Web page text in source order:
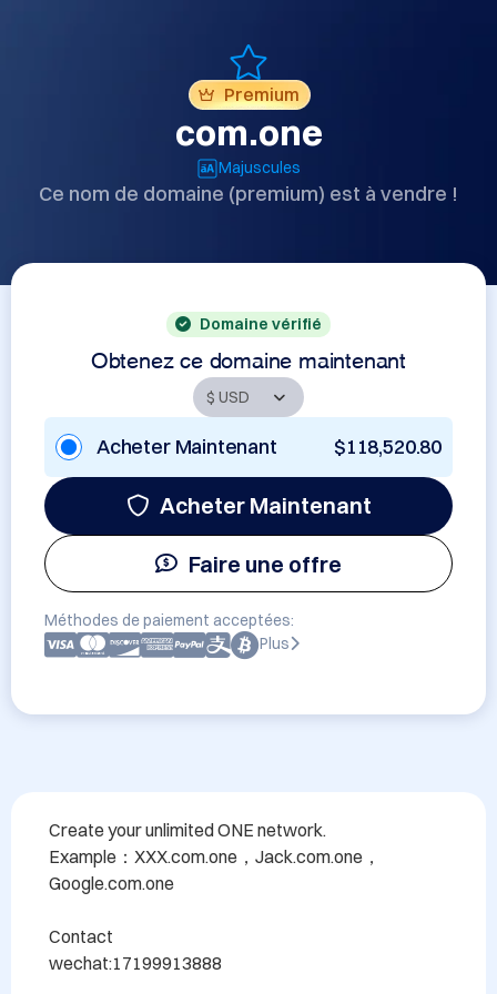
Premium
com.one
Majuscules
Ce nom de domaine (premium) est à vendre !
Domaine vérifié
Obtenez ce domaine maintenant
Acheter Maintenant $118,520.80
Acheter Maintenant
Faire une offre
Méthodes de paiement acceptées:
Plus
Create your unlimited ONE network.
Example：XXX.com.one，Jack.com.one，
Google.com.one
Contact
wechat:17199913888